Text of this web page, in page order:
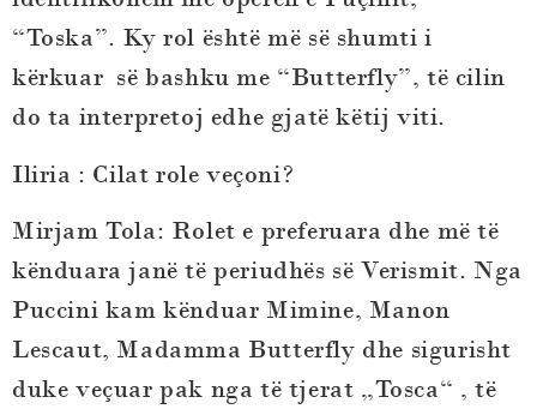
“Toska”. Ky rol është më së shumti i
kërkuar së bashku me “Butterfly”, të cilin
do ta interpretoj edhe gjatë këtij viti.
Iliria : Cilat role veçoni?
Mirjam Tola: Rolet e preferuara dhe më të
kënduara janë të periudhës së Verismit. Nga
Puccini kam kënduar Mimine, Manon
Lescaut, Madamma Butterfly dhe sigurisht
duke veçuar pak nga të tjerat „Tosca“ , të